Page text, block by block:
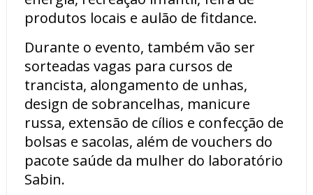
produtos locais e aulão de fitdance.
Durante o evento, também vão ser
sorteadas vagas para cursos de
trancista, alongamento de unhas,
design de sobrancelhas, manicure
russa, extensão de cílios e confecção de
bolsas e sacolas, além de vouchers do
pacote saúde da mulher do laboratório
Sabin.